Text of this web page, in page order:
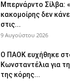
Μπερνάρντο Σίλβα:
κακομοίρης δεν
στις...
9 Αυγούστου 2026
Ο ΠΑΟΚ ευχήθηκε
Κωνσταντέλια για
της κόρης...